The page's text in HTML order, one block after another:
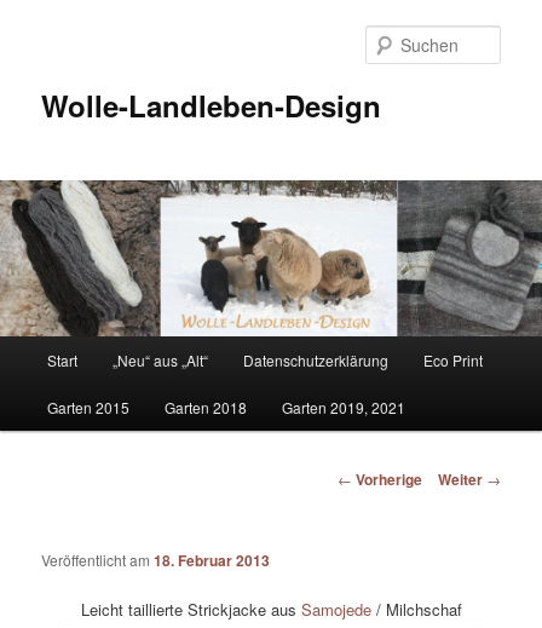
Wolle-Landleben-Design
Zum
Inhalt
Start „Neu“ aus „Alt“ Datenschutzerklärung Eco Print
Garten 2015 Garten 2018 Garten 2019, 2021
Beitrags-
← Vorherige Weiter →
Veröffentlicht am18. Februar 2013
Leicht taillierte Strickjacke aus Samojede/ Milchschaf